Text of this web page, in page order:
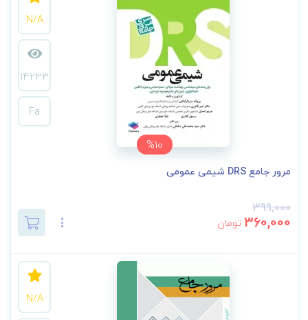
%10
N/A
14233
Fa
مرور جامع DRS شیمی عمومی
399,000
360,000 تومان
N/A